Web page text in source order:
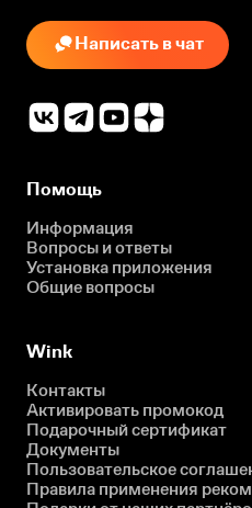
Написать в чат
Помощь
Информация
Вопросы и ответы
Установка приложения
Общие вопросы
Wink
Контакты
Активировать промокод
Подарочный сертификат
Документы
Пользовательское
Правила применения